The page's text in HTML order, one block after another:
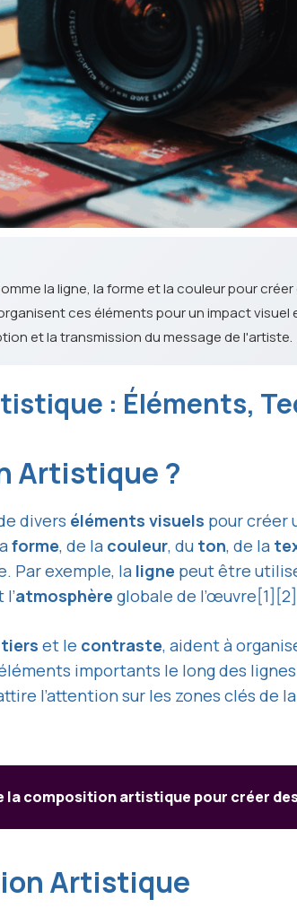
la ligne, la forme et la couleur pour
ces éléments pour un impact visuel
et la transmission du message de l'artiste.
: Éléments,
Artistique ?
divers éléments visuels pour créer
forme, de la couleur, du ton, de la
Par exemple, la ligne peut être
l’atmosphère globale de
et le contraste, aident à
importants le long des
l’attention sur les zones clés de
la composition artistique pour créer
Artistique